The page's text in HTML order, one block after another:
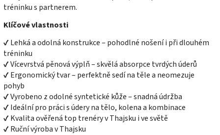
tréninku s partnerem.
Klíčové vlastnosti
✔ Lehká a odolná konstrukce – pohodlné nošení i při dlouhém
tréninku
✔ Vícevrstvá pěnová výplň – skvělá absorpce tvrdých úderů
✔ Ergonomický tvar – perfektně sedí na těle a neomezuje
pohyb
✔ Vyrobeno z odolné syntetické kůže – snadná údržba
✔ Ideální pro práci s údery na tělo, kolena a kombinace
✔ Kvalita ověřená top trenéry v Thajsku i ve světě
✔ Ruční výroba v Thajsku